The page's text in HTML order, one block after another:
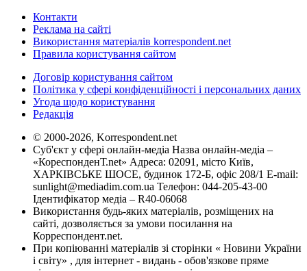
Контакти
Реклама на сайті
Використання матеріалів korrespondent.net
Правила користування сайтом
Договір користування сайтом
Політика у сфері конфіденційності і персональних даних
Угода щодо користування
Редакція
© 2000-2026, Korrespondent.net
Суб'єкт у сфері онлайн-медіа Назва онлайн-медіа –
«КореспонденТ.net» Адреса: 02091, місто Київ,
ХАРКІВСЬКЕ ШОСЕ, будинок 172-Б, офіс 208/1 E-mail:
sunlight@mediadim.com.ua Телефон: 044-205-43-00
Ідентифікатор медіа – R40-06068
Використання будь-яких матеріалів, розміщених на
сайті, дозволяється за умови посилання на
Корреспондент.net.
При копіюванні матеріалів зі сторінки « Новини України
і світу» , для інтернет - видань - обов'язкове пряме